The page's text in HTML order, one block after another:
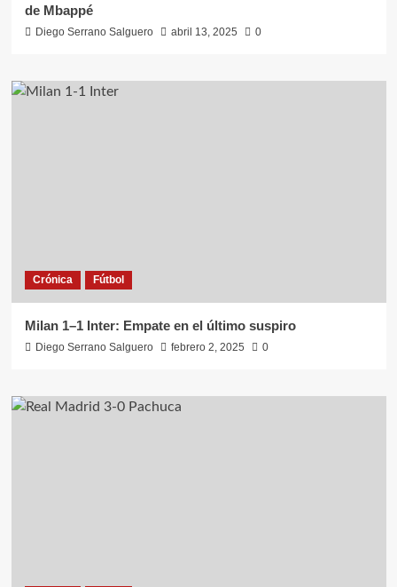
de Mbappé
Diego Serrano Salguero abril 13, 2025 0
Crónica Fútbol
Milan 1–1 Inter: Empate en el último suspiro
Diego Serrano Salguero febrero 2, 2025 0